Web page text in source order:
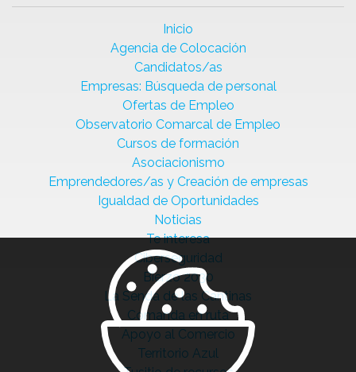
Inicio
Agencia de Colocación
Candidatos/as
Empresas: Búsqueda de personal
Ofertas de Empleo
Observatorio Comarcal de Empleo
Cursos de formación
Asociacionismo
Emprendedores/as y Creación de empresas
Igualdad de Oportunidades
Noticias
Te interesa
Ciberseguridad
Bierzo 2030
La Senda de las Cantinas
Comanda en ruta
Apoyo al Comercio
Territorio Azul